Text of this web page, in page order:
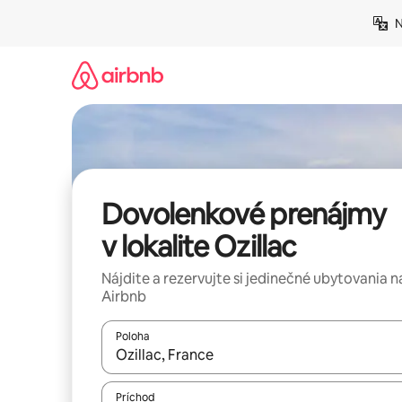
Dovolenkové prenájmy
v lokalite Ozillac
Nájdite a rezervujte si jedinečné ubytovania
Airbnb
Poloha
Keď budú výsledky k dispozícii, môžete si ich
Príchod